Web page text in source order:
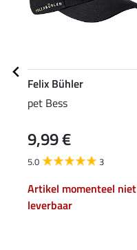
Felix Bühler
pet Bess
9,99 €
5.0 3
Artikel momenteel niet
leverbaar